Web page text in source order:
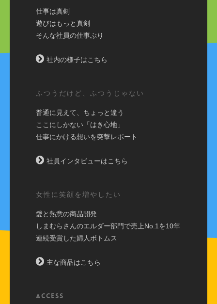
仕事は真剣
遊びはもっと真剣
そんな社員の仕事ぶり
社内の様子はこちら
ふつうだけど、ふつうじゃない
普通に見えて、ちょっと違う
ここにしかない「はき心地」
仕事にかける想いを突撃レポート
社員インタビューはこちら
女性に笑顔を増やしたい
愛と熱意の商品開発
しまむらさんのエルダー部門で売上No.1を10年
連続受賞した婦人ボトムス
主な商品はこちら
ACCESS